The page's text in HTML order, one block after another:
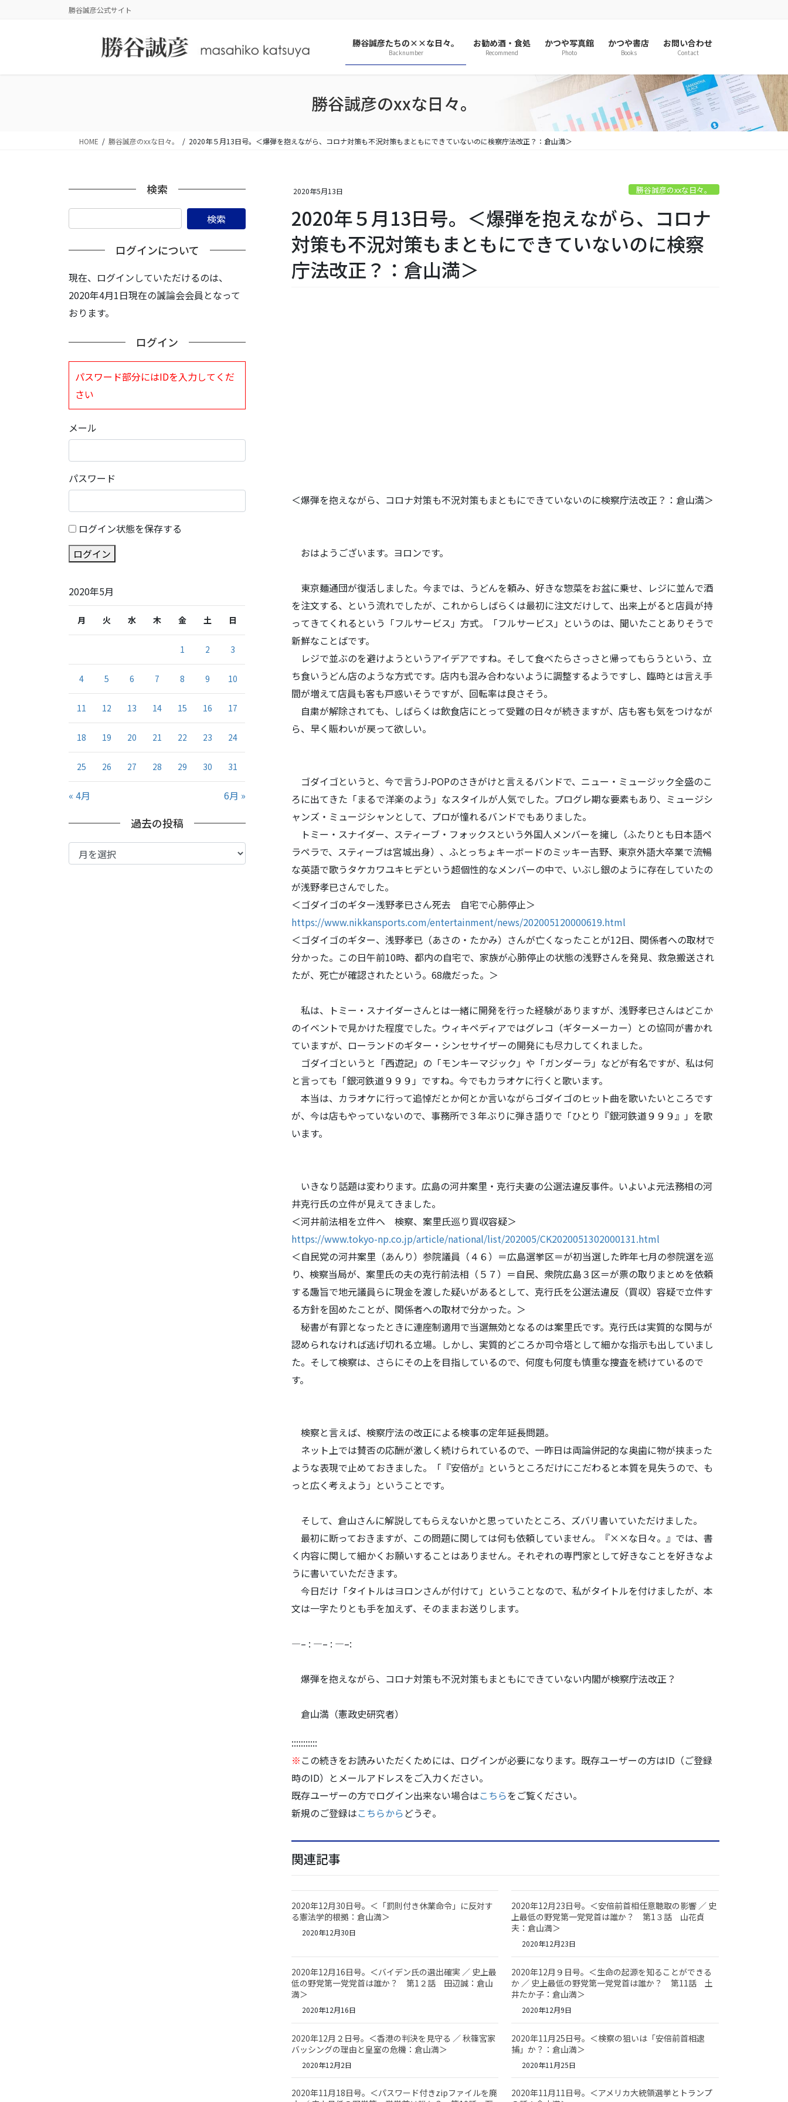
勝谷誠彦公式サイト
勝谷誠彦たちの××な日々。
Backnumber
お勧め酒・食処
Recommend
かつや写真館
Photo
かつや書店
Books
お問い合わせ
Contact
勝谷誠彦のxxな日々。
HOME 勝谷誠彦のxxな日々。 2020年５月13日号。＜爆弾を抱えながら、コロナ対策も不況対策もまともにできていないのに検察庁法改正？：倉山満＞
2020年5月13日 勝谷誠彦のxxな日々。
2020年５月13日号。＜爆弾を抱えながら、コロナ
対策も不況対策もまともにできていないのに検察
庁法改正？：倉山満＞
＜爆弾を抱えながら、コロナ対策も不況対策もまともにできていないのに検察庁法改正？：倉山満＞
おはようございます。ヨロンです。
東京麺通団が復活しました。今までは、うどんを頼み、好きな惣菜をお盆に乗せ、レジに並んで酒
を注文する、という流れでしたが、 これからしばらくは最初に注文だけして、出来上がると店員が持
ってきてくれるという「フルサービス」方式。「フルサービス」 というのは、聞いたことありそうで
新鮮なことばです。
レジで並ぶのを避けようというアイデアですね。そして食べたらさっさと帰ってもらうという、立
ち食いうどん店のような方式です。 店内も混み合わないように調整するようですし、臨時とは言え手
間が増えて店員も客も戸惑いそうですが、回転率は良さそう。
自粛が解除されても、しばらくは飲食店にとって受難の日々が続き ますが、店も客も気をつけなが
ら、早く賑わいが戻って欲しい。
ゴダイゴというと、今で言うJ-POPのさきがけと言えるバンドで、ニュー・ミュージック全盛のこ
ろに出てきた「まるで洋楽のよう」なスタイルが人気でした。 プログレ期な要素もあり、ミュージシ
ャンズ・ ミュージシャンとして、プロが憧れるバンドでもありました。
トミー・スナイダー、スティーブ・フォックスという外国人メンバーを擁し（ふたりとも日本語ペ
ラペラで、スティーブは宮城出身） 、ふとっちょキーボードのミッキー吉野、東京外語大卒業で流暢
な英語で歌うタケカワユキヒデという超個性的なメンバーの中で、いぶし銀のように存在していたの
が浅野孝已さんでした。
＜ゴダイゴのギター浅野孝已さん死去 自宅で心肺停止＞
https://www.nikkansports.com/entertainment/news/202005120000619.html
＜ゴダイゴのギター、浅野孝已（あさの・たかみ）さんが亡くなったことが12日、関係者への取材で
分かった。この日午前10時、 都内の自宅で、家族が心肺停止の状態の浅野さんを発見、 救急搬送され
たが、死亡が確認されたという。68歳だった。＞
私は、トミー・スナイダーさんとは一緒に開発を行った経験があり ますが、浅野孝已さんはどこか
のイベントで見かけた程度でした。 ウィキペディアではグレコ（ギターメーカー）との協同が書かれ
ていますが、ローランドのギター・シンセサイザーの開発にも尽力してくれました。
ゴダイゴというと「西遊記」の「モンキーマジック」や「ガンダーラ」などが有名ですが、私は何
と言っても「銀河鉄道９９９」 ですね。今でもカラオケに行くと歌います。
本当は、カラオケに行って追悼だとか何とか言いながらゴダイゴのヒット曲を歌いたいところです
が、今は店もやっていないので、事務所で３年ぶりに弾き語りで「ひとり『銀河鉄道９９９』」を歌
います。
いきなり話題は変わります。広島の河井案里・克行夫妻の公選法違反事件。いよいよ元法務相の河
井克行氏の立件が見えてきました。
＜河井前法相を立件へ 検察、案里氏巡り買収容疑＞
https://www.tokyo-np.co.jp/article/national/list/202005/CK2020051302000131.html
＜自民党の河井案里（あんり）参院議員（４６）＝広島選挙区＝が初当選した昨年七月の参院選を巡
り、検察当局が、案里氏の夫の克行前法相（５７）＝自民、衆院広島３区＝が票の取りまとめを依頼
する趣旨で地元議員らに現金を渡した疑いがあるとして、 克行氏を公選法違反（買収）容疑で立件す
る方針を固めたことが、 関係者への取材で分かった。＞
秘書が有罪となったときに連座制適用で当選無効となるのは案里氏です。克行氏は実質的な関与が
認められなければ逃げ切れる立場。 しかし、実質的どころか司令塔として細かな指示も出していまし
た。そして検察は、さらにその上を目指しているので、何度も何度も慎重な捜査を続けているので
す。
検察と言えば、検察庁法の改正による検事の定年延長問題。
ネット上では賛否の応酬が激しく続けられているので、一昨日は両論併記的な奥歯に物が挟まった
ような表現で止めておきました。「 『安倍が』というところだけにこだわると本質を見失うので、も
っ と広く考えよう」ということです。
そして、倉山さんに解説してもらえないかと思っていたところ、ズバリ書いていただけました。
最初に断っておきますが、この問題に関しては何も依頼していません。『××な日々。』では、 書
く内容に関して細かくお願いすることはありません。それぞれの専門家として好きなことを好きなよ
うに書いていただきます。
今日だけ「タイトルはヨロンさんが付けて」ということなので、私がタイトルを付けましたが、本
文は一字たりとも手を加えず、そのままお送りします。
—– : —– : —–:
爆弾を抱えながら、コロナ対策も不況対策もまともにできていない内閣が検察庁法改正？
倉山満（憲政史研究者）
:::::::::::
※ この続きをお読みいただくためには、ログインが必要になります。既存ユーザーの方はID（ご登録
時のID）とメールアドレスをご入力ください。
既存ユーザーの方でログイン出来ない場合はこちらをご覧ください。
新規のご登録はこちらから どうぞ。
関連記事
2020年12月30日号。＜「罰則付き休業命令」に反対す
る憲法学的根拠：倉山満＞
2020年12月30日
2020年12月23日号。＜安倍前首相任意聴取の影響 ／ 史
上最低の野党第一党党首は誰か？ 第1３話 山花貞
夫：倉山満＞
2020年12月23日
2020年12月16日号。＜バイデン氏の選出確実 ／ 史上最
低の野党第一党党首は誰か？ 第1２話 田辺誠：倉山
満＞
2020年12月16日
2020年12月９日号。＜生命の起源を知ることができる
か ／ 史上最低の野党第一党党首は誰か？ 第11話 土
井たか子：倉山満＞
2020年12月9日
2020年12月２日号。＜香港の判決を見守る ／ 秋篠宮家
バッシングの理由と皇室の危機：倉山満＞
2020年12月2日
2020年11月25日号。＜検察の狙いは「安倍前首相逮
捕」か？：倉山満＞
2020年11月25日
2020年11月18日号。＜パスワード付きzipファイルを廃
2020年11月11日号。＜アメリカ大統領選挙とトランプ
検索
ログインについて
現在、ログインしていただけるのは、
2020年4月1日現在の誠論会会員となって
おります。
ログイン
パスワード部分にはIDを入力してくだ
さい
メール
パスワード
ログイン状態を保存する
ログイン
2020年5月
月 火 水 木 金 土 日
1 2 3
4 5 6 7 8 9 10
11 12 13 14 15 16 17
18 19 20 21 22 23 24
25 26 27 28 29 30 31
« 4月 6月 »
過去の投稿
過
去